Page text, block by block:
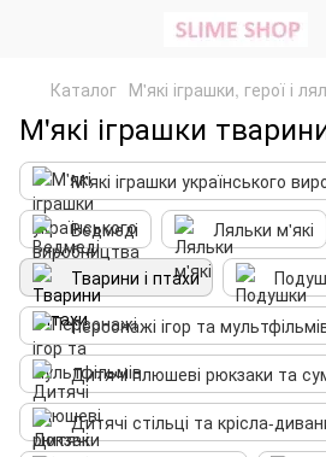
Каталог М'які іграшки, герої і
М'які іграшки
М'які іграшки українського
Ведмеді
Ляльки м'які
Тварини і птахи
Персонажі ігор та
Дитячі плюшеві рюкзаки та
Дитячі стільці та крісла-